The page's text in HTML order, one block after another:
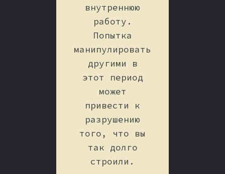
внутреннюю
работу.
Попытка
манипулировать
другими в
этот период
может
привести к
разрушению
того, что вы
так долго
строили.